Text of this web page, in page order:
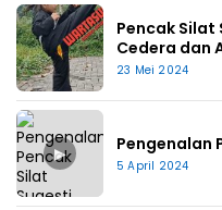
Pencak Silat
Cedera dan
23 Mei 2024
▶ Pengenalan
5 April 2024